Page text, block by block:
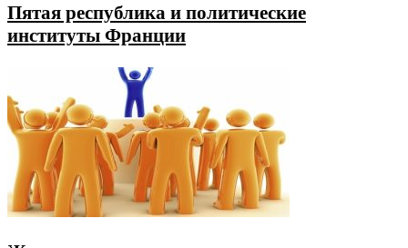
Пятая республика и политические
институты Франции